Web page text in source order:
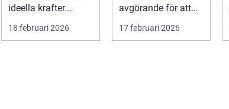
ideella krafter.
Träningshallar ska
18 februari 2026
avgörande för att
främja hälsa och v...
17 februari 2026